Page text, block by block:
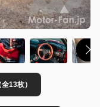
13枚）